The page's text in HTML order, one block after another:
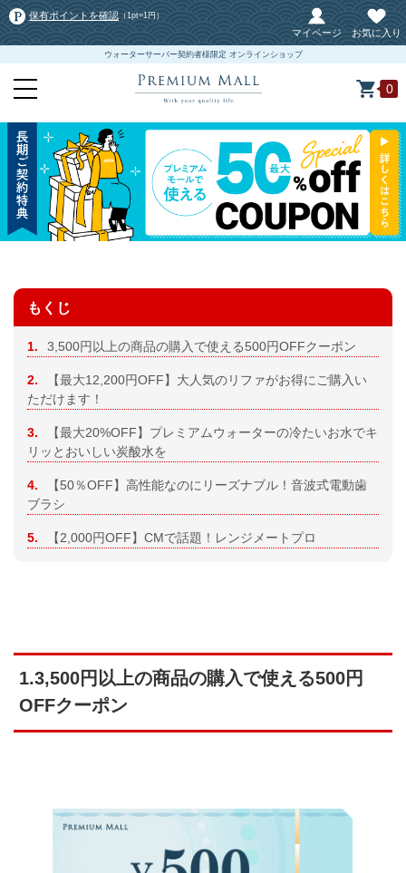
保有ポイントを確認 （1pt=1円）
マイページ お気に入り
ウォーターサーバー契約者様限定 オンラインショップ
0
もくじ
1. 3,500円以上の商品の購入で使える500円OFFクーポン
2.
【最大12,200円OFF】大人気のリファがお得にご購入い
ただけます！
3.
【最大20%OFF】プレミアムウォーターの冷たいお水でキ
リッとおいしい炭酸水を
4.
【50％OFF】高性能なのにリーズナブル！音波式電動歯
ブラシ
5. 【2,000円OFF】CMで話題！レンジメートプロ
1.3,500円以上の商品の購入で使える500円
OFFクーポン